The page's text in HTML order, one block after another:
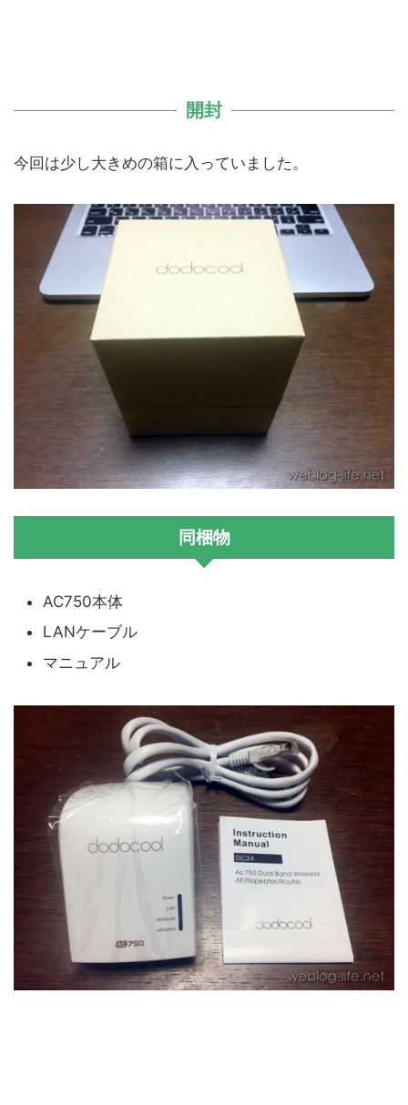
開封
今回は少し大きめの箱に入っていました。
同梱物
AC750本体
LANケーブル
マニュアル